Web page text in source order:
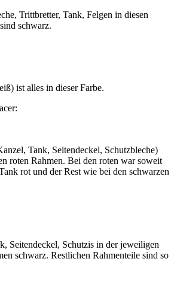
Trittbretter, Tank, Felgen in diesen
schwarz.
ist alles in dieser Farbe.
Tank, Seitendeckel, Schutzbleche)
roten Rahmen. Bei den roten war soweit
rot und der Rest wie bei den schwarzen
Seitendeckel, Schutzis in der jeweiligen
schwarz. Restlichen Rahmenteile sind so